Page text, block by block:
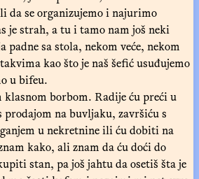
da se organizujemo i najurimo
je strah, a tu i tamo nam još neki
padne sa stola, nekom veće, nekom
kao što je naš šefić usuđujemo
u bifeu.
klasnom borbom. Radije ću preći u
prodajom na buvljaku, završiću s
u nekretnine ili ću dobiti na
kako, ali znam da ću doći do
stan, pa još jahtu da osetiš šta je